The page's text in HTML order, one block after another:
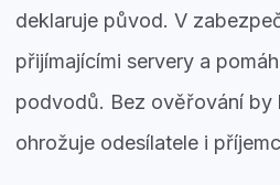
deklaruje původ. V
přijímajícími servery a
podvodů. Bez ověřování by
ohrožuje odesílatele i